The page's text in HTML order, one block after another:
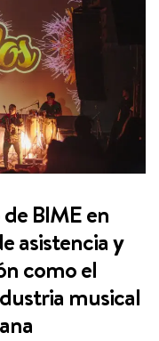
BIME en
asistencia y
como el
musical